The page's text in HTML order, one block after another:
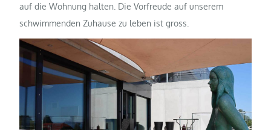
auf die Wohnung halten. Die Vorfreude auf unserem
schwimmenden Zuhause zu leben ist gross.